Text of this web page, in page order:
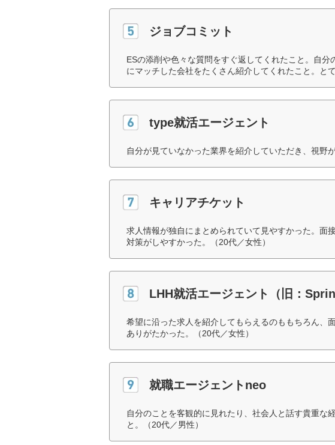
ジョブコミット
ESの添削や色々な質問をすぐ返してくれたこと。自
にマッチした会社をたくさん紹介してくれたこと。と
type就活エージェント
自分が見ていなかった業界を紹介していただき、視野
キャリアチケット
求人情報が独自にまとめられていて見やすかった。面
対策がしやすかった。（20代／女性）
LHH就活エージェント（旧：
希望に沿った求人を紹介してもらえるのももちろん、
ありがたかった。（20代／女性）
就職エージェントneo
自分のことを客観的に見れたり、社会人と話す貴重な
と。（20代／男性）